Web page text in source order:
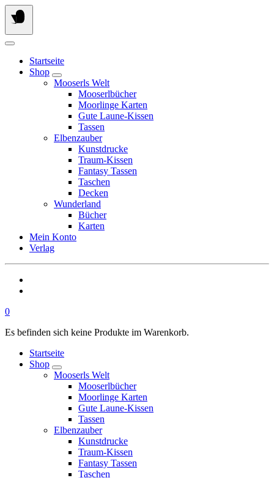
Springe
zum
Inhalt
Startseite
Shop
Mooserls Welt
Mooserlbücher
Moorlinge Karten
Gute Laune-Kissen
Tassen
Elbenzauber
Kunstdrucke
Traum-Kissen
Fantasy Tassen
Taschen
Decken
Wunderland
Bücher
Karten
Mein Konto
Verlag
0
Es befinden sich keine Produkte im Warenkorb.
Startseite
Shop
Mooserls Welt
Mooserlbücher
Moorlinge Karten
Gute Laune-Kissen
Tassen
Elbenzauber
Kunstdrucke
Traum-Kissen
Fantasy Tassen
Taschen